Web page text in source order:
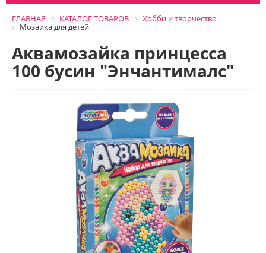
ГЛАВНАЯ КАТАЛОГ ТОВАРОВ
Хобби и творчество
Мозаика для детей
Аквамозайка принцесса
100 бусин "Энчантималс"